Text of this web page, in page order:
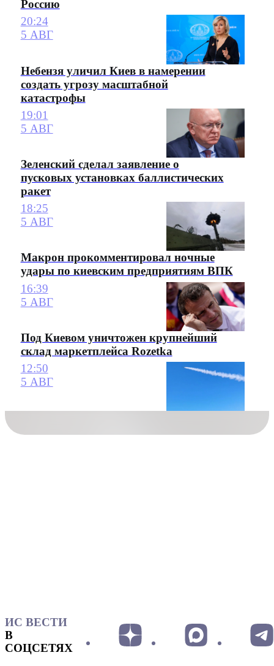
Россию
20:24
5 АВГ
Небензя уличил Киев в намерении
создать угрозу масштабной
катастрофы
19:01
5 АВГ
Зеленский сделал заявление о
пусковых установках баллистических
ракет
18:25
5 АВГ
Макрон прокомментировал ночные
удары по киевским предприятиям ВПК
16:39
5 АВГ
Под Киевом уничтожен крупнейший
склад маркетплейса Rozetka
12:50
5 АВГ
ИС ВЕСТИ
В
СОЦСЕТЯХ